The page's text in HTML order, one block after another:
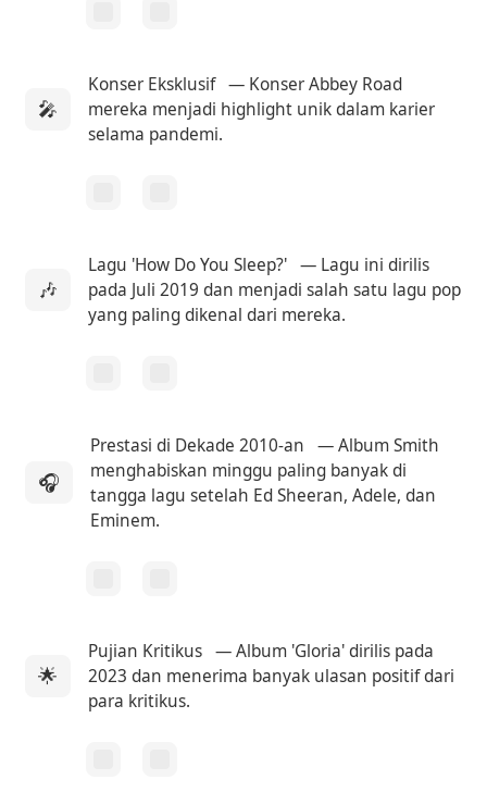
🎤
Konser Eksklusif — Konser Abbey Road
mereka menjadi highlight unik dalam karier
selama pandemi.
🎶
Lagu 'How Do You Sleep?' — Lagu ini dirilis
pada Juli 2019 dan menjadi salah satu lagu pop
yang paling dikenal dari mereka.
🎧
Prestasi di Dekade 2010-an
— Album Smith
menghabiskan minggu paling banyak di
tangga lagu setelah Ed Sheeran, Adele, dan
Eminem.
🌟
Pujian Kritikus — Album 'Gloria' dirilis pada
2023 dan menerima banyak ulasan positif dari
para kritikus.